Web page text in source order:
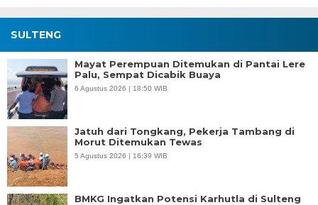
SULTENG
Mayat Perempuan Ditemukan di Pantai Lere
Palu, Sempat Dicabik Buaya
6 Agustus 2026 | 18:50 WIB
Jatuh dari Tongkang, Pekerja Tambang di
Morut Ditemukan Tewas
5 Agustus 2026 | 16:39 WIB
BMKG Ingatkan Potensi Karhutla di Sulteng